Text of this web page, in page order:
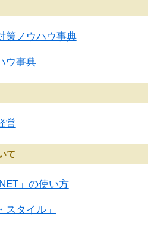
策ノウハウ事典
ウ事典
営
て
」の使い方
タイル」